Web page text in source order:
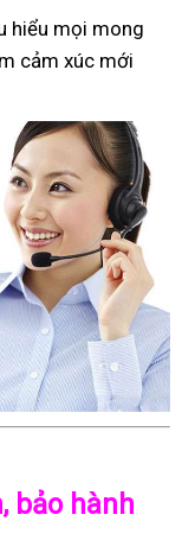
hiểu mọi mong
cảm xúc mới
bảo hành